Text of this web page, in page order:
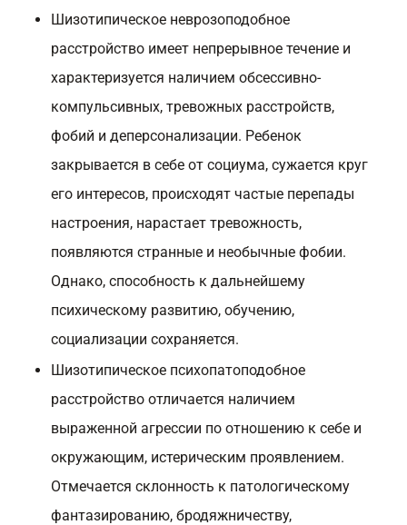
Шизотипическое неврозоподобное
расстройство имеет непрерывное течение и
характеризуется наличием обсессивно-
компульсивных, тревожных расстройств,
фобий и деперсонализации. Ребенок
закрывается в себе от социума, сужается круг
его интересов, происходят частые перепады
настроения, нарастает тревожность,
появляются странные и необычные фобии.
Однако, способность к дальнейшему
психическому развитию, обучению,
социализации сохраняется.
Шизотипическое психопатоподобное
расстройство отличается наличием
выраженной агрессии по отношению к себе и
окружающим, истерическим проявлением.
Отмечается склонность к патологическому
фантазированию, бродяжничеству,